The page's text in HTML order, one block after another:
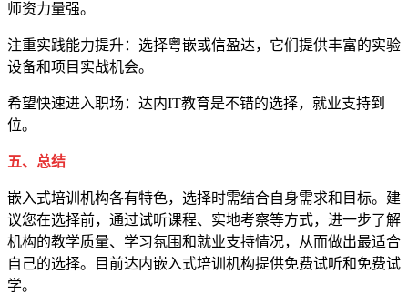
师资力量强。
注重实践能力提升：选择粤嵌或信盈达，它们提供丰富的实验
设备和项目实战机会。
希望快速进入职场：达内IT教育是不错的选择，就业支持到
位。
五、总结
嵌入式培训机构各有特色，选择时需结合自身需求和目标。建
议您在选择前，通过试听课程、实地考察等方式，进一步了解
机构的教学质量、学习氛围和就业支持情况，从而做出最适合
自己的选择。目前达内嵌入式培训机构提供免费试听和免费试
学。